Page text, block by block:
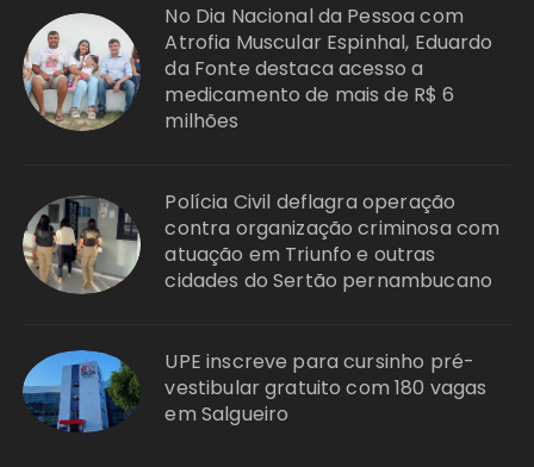
No Dia Nacional da Pessoa com
Atrofia Muscular Espinhal, Eduardo
da Fonte destaca acesso a
medicamento de mais de R$ 6
milhões
Polícia Civil deflagra operação
contra organização criminosa com
atuação em Triunfo e outras
cidades do Sertão pernambucano
UPE inscreve para cursinho pré-
vestibular gratuito com 180 vagas
em Salgueiro